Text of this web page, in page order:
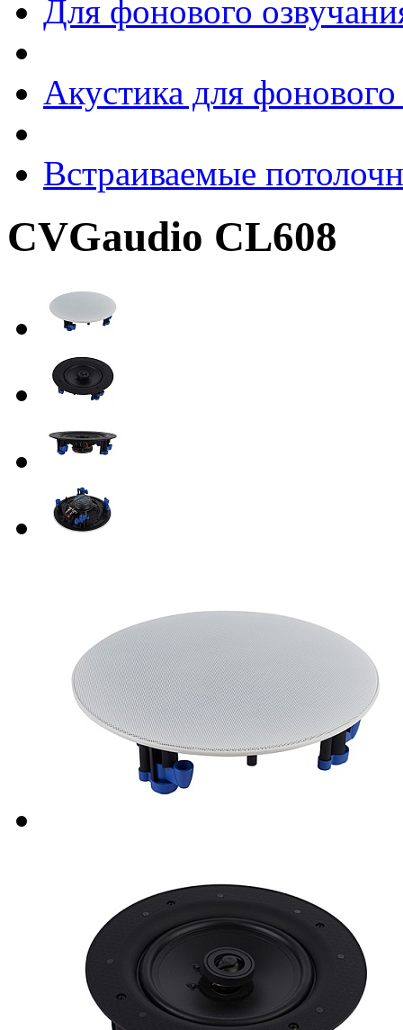
Для фонового
Акустика для фонового
Встраиваемые
CVGaudio CL608